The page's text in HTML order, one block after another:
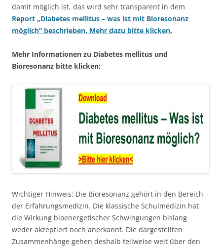
damit möglich ist, das wird sehr transparent in dem
Report „Diabetes mellitus – was ist mit Bioresonanz
möglich“ beschrieben. Mehr dazu bitte klicken.
Mehr Informationen zu Diabetes mellitus und
Bioresonanz bitte klicken:
Wichtiger Hinweis: Die Bioresonanz gehört in den Bereich
der Erfahrungsmedizin. Die klassische Schulmedizin hat
die Wirkung bioenergetischer Schwingungen bislang
weder akzeptiert noch anerkannt. Die dargestellten
Zusammenhänge gehen deshalb teilweise weit über den